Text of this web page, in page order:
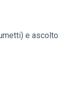
e ascolto